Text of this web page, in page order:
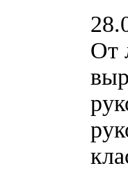
От